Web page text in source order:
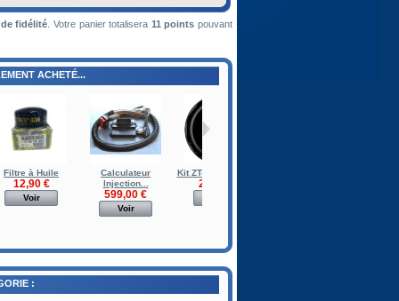
fidélité . Votre panier totalisera 11 points pouvant
ACHETÉ...
Filtre à Huile
12,90 €
Voir
Calculateur
Injection...
599,00 €
Voir
Kit ZT-3 + Mano AFR
259,00 €
: